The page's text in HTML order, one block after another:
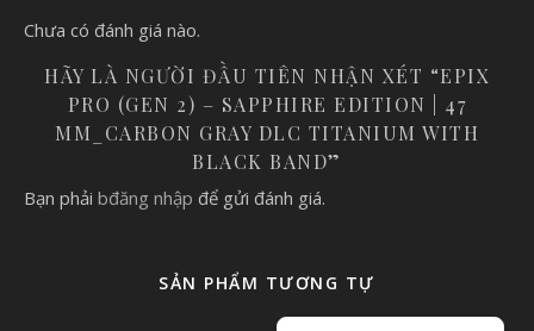
Chưa có đánh giá nào.
HÃY LÀ NGƯỜI ĐẦU TIÊN NHẬN XÉT “EPIX
PRO (GEN 2) – SAPPHIRE EDITION | 47
MM_CARBON GRAY DLC TITANIUM WITH
BLACK BAND”
Bạn phải bđăng nhập để gửi đánh giá.
SẢN PHẨM TƯƠNG TỰ